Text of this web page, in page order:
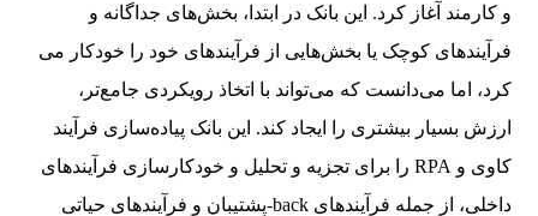
و کارمند آغاز کرد. این بانک در ابتدا، بخش‌های جداگانه و
فرآیندهای کوچک یا بخش‌هایی از فرآیندهای خود را خودکار می
کرد، اما می‌دانست که می‌تواند با اتخاذ رویکردی جامع‌تر،
ارزش بسیار بیشتری را ایجاد کند. این بانک پیاده‌سازی فرآیند
کاوی و RPA را برای تجزیه و تحلیل و خودکارسازی فرآیندهای
داخلی، از جمله فرآیندهای back-پشتیبان و فرآیندهای حیاتی